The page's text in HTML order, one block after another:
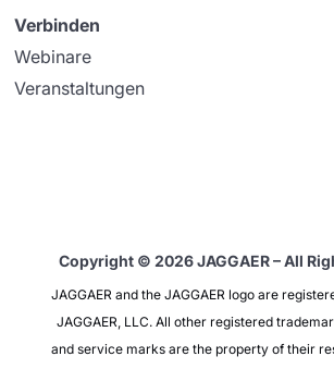
Verbinden
Webinare
Veranstaltungen
Copyright © 2026 JAGGAER – All
JAGGAER and the JAGGAER logo are
JAGGAER, LLC. All other registered
and service marks are the property of their